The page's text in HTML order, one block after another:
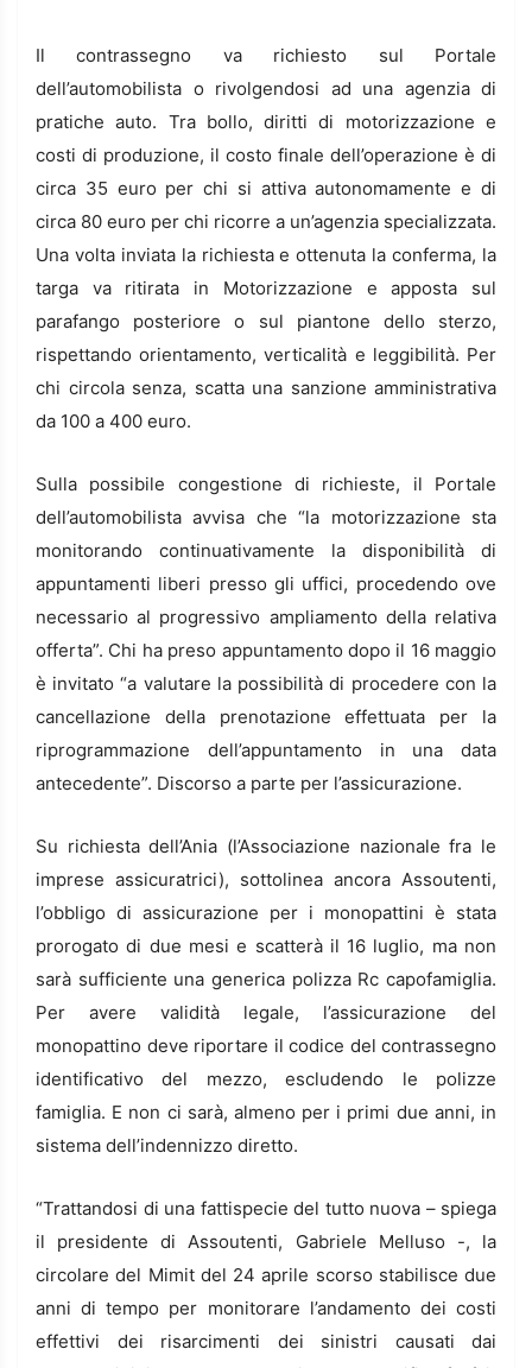
Il contrassegno va richiesto sul Portale
dell’automobilista o rivolgendosi ad una agenzia di
pratiche auto. Tra bollo, diritti di motorizzazione e
costi di produzione, il costo finale dell’operazione è di
circa 35 euro per chi si attiva autonomamente e di
circa 80 euro per chi ricorre a un’agenzia specializzata.
Una volta inviata la richiesta e ottenuta la conferma, la
targa va ritirata in Motorizzazione e apposta sul
parafango posteriore o sul piantone dello sterzo,
rispettando orientamento, verticalità e leggibilità. Per
chi circola senza, scatta una sanzione amministrativa
da 100 a 400 euro.
Sulla possibile congestione di richieste, il Portale
dell’automobilista avvisa che “la motorizzazione sta
monitorando continuativamente la disponibilità di
appuntamenti liberi presso gli uffici, procedendo ove
necessario al progressivo ampliamento della relativa
offerta”. Chi ha preso appuntamento dopo il 16 maggio
è invitato “a valutare la possibilità di procedere con la
cancellazione della prenotazione effettuata per la
riprogrammazione dell’appuntamento in una data
antecedente”. Discorso a parte per l’assicurazione.
Su richiesta dell’Ania (l’Associazione nazionale fra le
imprese assicuratrici), sottolinea ancora Assoutenti,
l’obbligo di assicurazione per i monopattini è stata
prorogato di due mesi e scatterà il 16 luglio, ma non
sarà sufficiente una generica polizza Rc capofamiglia.
Per avere validità legale, l’assicurazione del
monopattino deve riportare il codice del contrassegno
identificativo del mezzo, escludendo le polizze
famiglia. E non ci sarà, almeno per i primi due anni, in
sistema dell’indennizzo diretto.
“Trattandosi di una fattispecie del tutto nuova – spiega
il presidente di Assoutenti, Gabriele Melluso -, la
circolare del Mimit del 24 aprile scorso stabilisce due
anni di tempo per monitorare l’andamento dei costi
effettivi dei risarcimenti dei sinistri causati dai